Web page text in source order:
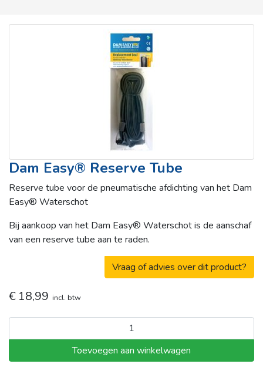
Dam Easy® Reserve Tube
Reserve tube voor de pneumatische afdichting van het Dam
Easy® Waterschot
Bij aankoop van het Dam Easy® Waterschot is de aanschaf
van een reserve tube aan te raden.
Vraag of advies over dit product?
€ 18,99 incl. btw
Easy®
Tube
Toevoegen aan winkelwagen